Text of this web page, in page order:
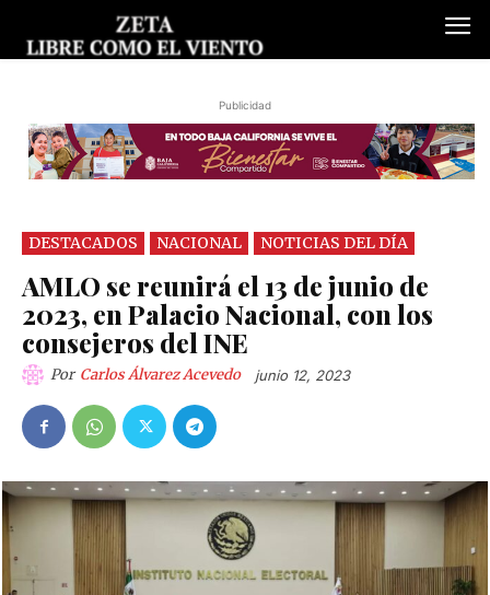
Publicidad
DESTACADOS NACIONAL NOTICIAS DEL DÍA
AMLO se reunirá el 13 de junio de
2023, en Palacio Nacional, con los
consejeros del INE
Por Carlos Álvarez Acevedo junio 12, 2023